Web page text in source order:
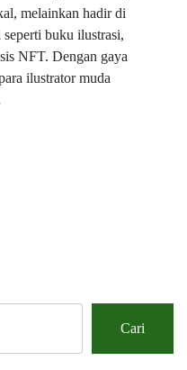
melainkan hadir di
buku ilustrasi,
NFT. Dengan gaya
ilustrator muda
Cari